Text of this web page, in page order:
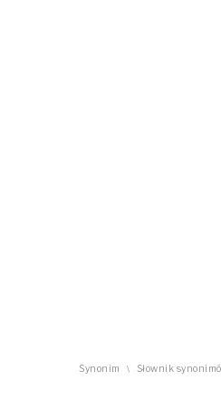
Synonim \ Słownik